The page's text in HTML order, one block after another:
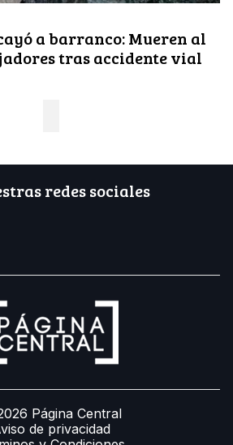
a barranco: Mueren al
tras accidente vial
redes sociales
Página Central
de privacidad